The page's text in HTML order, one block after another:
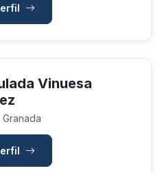
Vinuesa